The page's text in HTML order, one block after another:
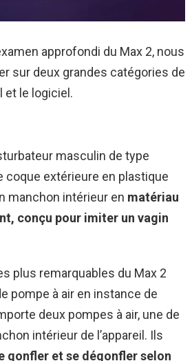
approfondi du Max 2, nous
sur deux grandes catégories de
et le logiciel.
masculin de type
coque extérieure en plastique
manchon intérieur en matériau
conçu pour imiter un vagin
plus remarquables du Max 2
pompe à air en instance de
deux pompes à air, une de
intérieur de l’appareil. Ils
gonfler et se dégonfler selon